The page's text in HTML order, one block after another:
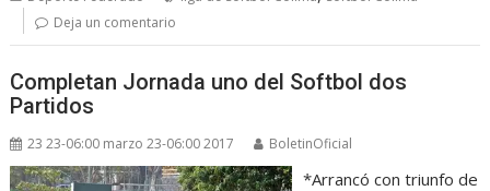
Deja un comentario
Completan Jornada uno del Softbol dos
Partidos
23 23-06:00 marzo 23-06:00 2017 BoletinOficial
*Arrancó con triunfo de